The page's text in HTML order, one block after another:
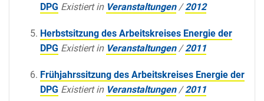
DPG Existiert in Veranstaltungen /2012
Herbstsitzung des Arbeitskreises Energie der
DPG Existiert in Veranstaltungen /2011
Frühjahrssitzung des Arbeitskreises Energie der
DPG Existiert in Veranstaltungen /2011